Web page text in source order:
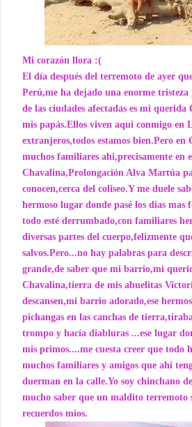
Mi corazón llora :(
El día después del terremoto de ayer
Perú,me ha dejado una enorme
de las ciudades afectadas es mi
mis papás.Ellos viven aqui conmigo en
extranjeros,todos estamos bien.Pero en
muchos familiares ahi,precisamente en
Chavalina,Prolongación Alva Martúa
conocen,cerca del coliseo.Y me duele
hermoso lugar donde pasé los días mas
todo esté derrumbado,con familiares
diversas partes del cuerpo,felizmente
salvos.Pero...no hay palabras para
grande,de saber que mi barrio,mi
Chavalina,tierra de mis abuelitas
descansen,mi barrio adorado,ese
pichangas en las canchas de
trompo y hacía diabluras ...ese lugar
mis primos....me cuesta creer que todo
muchos familiares y amigos que ahí
duerman en la calle.Yo soy chinchano
mucho saber que un maldito terremoto
recuerdos míos.